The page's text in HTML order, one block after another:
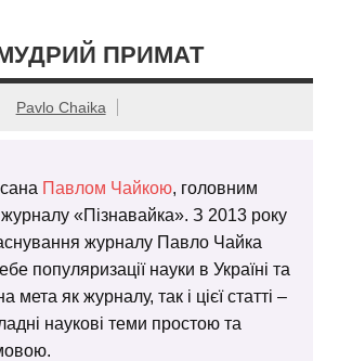
ПРИМАТ
Pavlo Chaika
Павлом Чайкою, головним
«Пізнавайка». З 2013 року
журналу Павло Чайка
популяризації науки в Україні та
мета як журналу, так і цієї статті –
наукові теми простою та